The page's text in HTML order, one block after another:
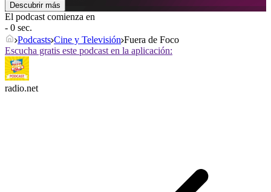
Descubrir más
El podcast comienza en
- 0 sec.
Podcasts Cine y Televisión Fuera de Foco
Escucha gratis este podcast en la aplicación:
radio.net